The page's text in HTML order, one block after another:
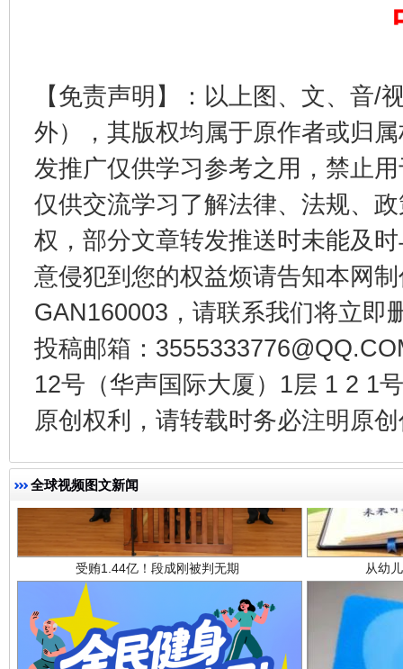
【免责声明】：以上图、文、音/
外），其版权均属于原作者或归
发推广仅供学习参考之用，禁止
仅供交流学习了解法律、法规、
权，部分文章转发推送时未能及
意侵犯到您的权益烦请告知本网
GAN160003，请联系我们将立即
投稿邮箱：
12号（华声国际大厦）1层 1 2 1
原创权利，请转载时务必注明原
全球视频图文新闻
揭开“小金库”的免责幌子
受贿1.44亿！段成刚被判无期 从幼